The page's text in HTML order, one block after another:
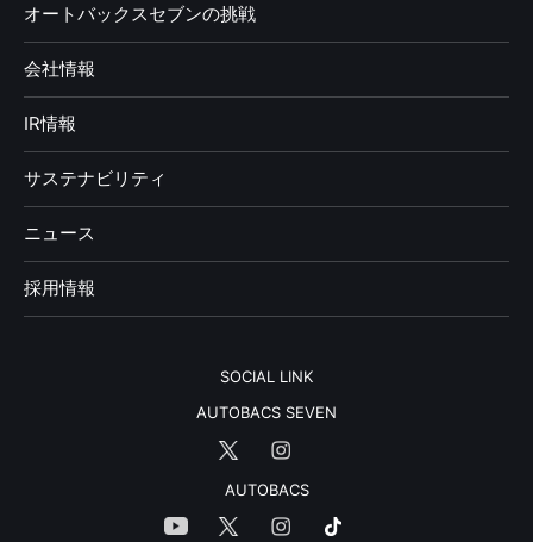
オートバックスセブンの挑戦
会社情報
IR情報
サステナビリティ
ニュース
採用情報
SOCIAL LINK
AUTOBACS SEVEN
AUTOBACS